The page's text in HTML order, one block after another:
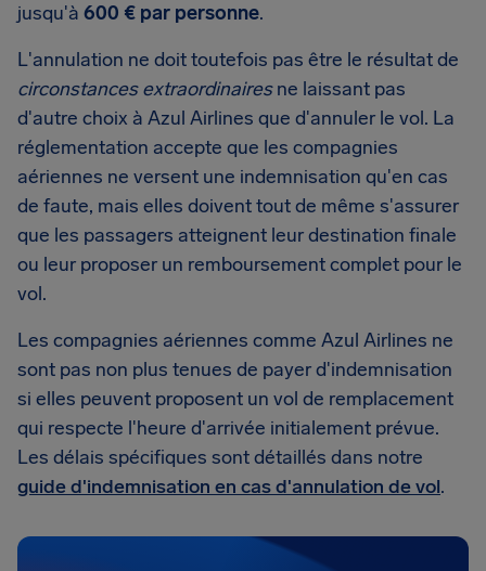
jusqu'à 600 € par personne.
L'annulation ne doit toutefois pas être le résultat de
circonstances extraordinairesne laissant pas
d'autre choix à Azul Airlines que d'annuler le vol. La
réglementation accepte que les compagnies
aériennes ne versent une indemnisation qu'en cas
de faute, mais elles doivent tout de même s'assurer
que les passagers atteignent leur destination finale
ou leur proposer un remboursement complet pour le
vol.
Les compagnies aériennes comme Azul Airlines ne
sont pas non plus tenues de payer d'indemnisation
si elles peuvent proposent un vol de remplacement
qui respecte l'heure d'arrivée initialement prévue.
Les délais spécifiques sont détaillés dans notre
guide d'indemnisation en cas d'annulation de vol.